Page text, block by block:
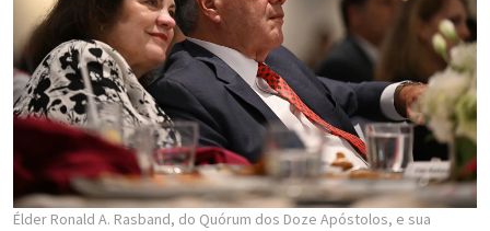
Élder Ronald A. Rasband, do Quórum dos Doze Apóstolos, e sua